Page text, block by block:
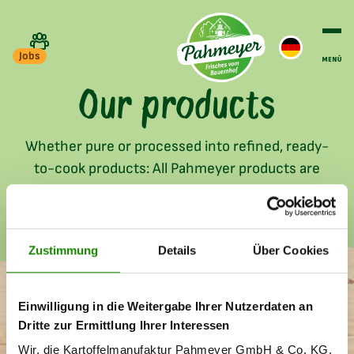
Zustimmung Details Über Cookies
Einwilligung in die Weitergabe Ihrer Nutzerdaten an
Dritte zur Ermittlung Ihrer Interessen
Wir, die Kartoffelmanufaktur Pahmeyer GmbH & Co. KG,
Jobs
Our products
Whether pure or processed into refined, ready-
to-cook products: All Pahmeyer products are
characterized by their fine taste, outstanding
freshness and excellent quality - and save a lot
of time during preparation.
Filter products
Potato Pancakes with
Vegetable Grillis